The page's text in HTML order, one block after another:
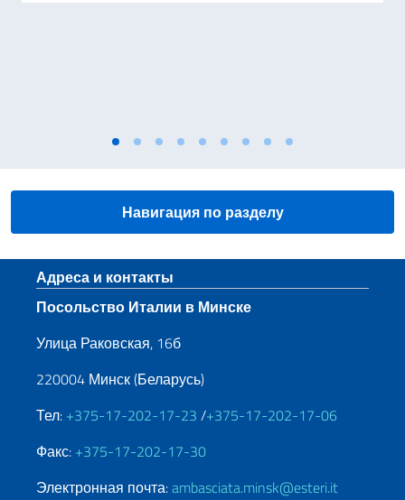
Навигация по разделу
Нижний колонтитул
Адреса и контакты
Посольство Италии в Минске
Улица Раковская, 16б
220004 Минск (Беларусь)
Тел: +375-17-202-17-23 /+375-17-202-17-06
Факс: +375-17-202-17-30
Электронная почта:ambasciata.minsk@esteri.it